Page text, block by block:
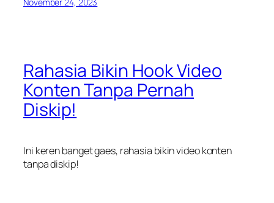
November 24, 2023
Rahasia Bikin Hook Video
Konten Tanpa Pernah
Diskip!
Ini keren banget gaes, rahasia bikin video konten
tanpa diskip!